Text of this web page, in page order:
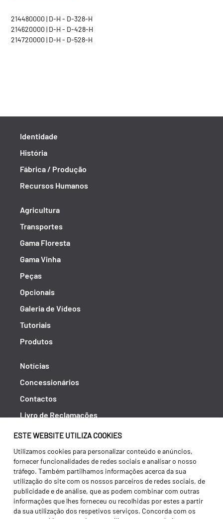
ESTE WEBSITE UTILIZA COOKIES
Utilizamos cookies para personalizar conteúdo e anúncios,
fornecer funcionalidades de redes sociais e analisar o nosso
tráfego. Também partilhamos informações acerca da sua
utilização do site com os nossos parceiros de redes sociais, de
publicidade e de análise, que as podem combinar com outras
informações que lhes forneceu ou recolhidas por estes a partir
da sua utilização dos respetivos serviços. Concorda com os
214480000 | D-H - D-328-H
214620000 | D-H - D-428-H
214720000 | D-H - D-528-H
Identidade
História
Fábrica / Produção
Recursos Humanos
Agricultura
Transportes
Gama Floresta
Gama Vinha
Peças
Opcionais
Galeria de Vídeos
Tutoriais
Produtos
Notícias
Concessionários
Contactos
Livro de Reclamações
Política de Privacidade
Canal de Denúncias (RGPC)
Termos e condições